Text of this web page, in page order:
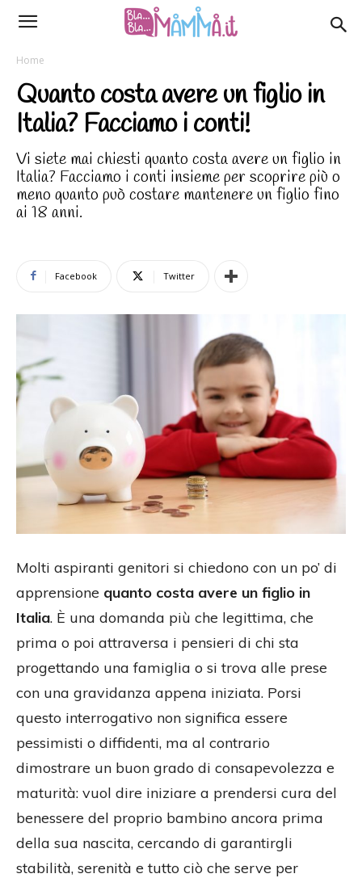
Home
Quanto costa avere un figlio in
Italia? Facciamo i conti!
Vi siete mai chiesti quanto costa avere un figlio in
Italia? Facciamo i conti insieme per scoprire più o
meno quanto può costare mantenere un figlio fino
ai 18 anni.
Facebook Twitter
Molti aspiranti genitori si chiedono con un po’ di
apprensione quanto costa avere un figlio in
Italia. È una domanda più che legittima, che
prima o poi attraversa i pensieri di chi sta
progettando una famiglia o si trova alle prese
con una gravidanza appena iniziata. Porsi
questo interrogativo non significa essere
pessimisti o diffidenti, ma al contrario
dimostrare un buon grado di consapevolezza e
maturità: vuol dire iniziare a prendersi cura del
benessere del proprio bambino ancora prima
della sua nascita, cercando di garantirgli
stabilità, serenità e tutto ciò che serve per